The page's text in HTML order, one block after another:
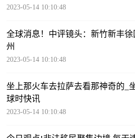
2023-05-14 10:10:48
全球消息！中评镜头：新竹新丰
州
2023-05-14 10:10:48
坐上那火车去拉萨去看那神奇的_
球时快讯
2023-05-14 10:10:48